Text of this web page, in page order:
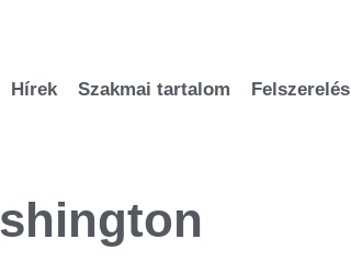
Hírek Szakmai tartalom Felszerelés